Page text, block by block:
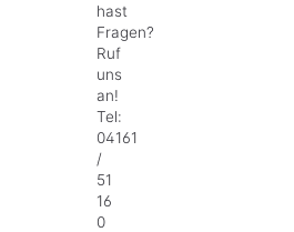
hast
Fragen?
Ruf
uns
an!
Tel:
04161
/
51
16
0